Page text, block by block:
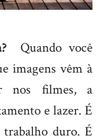
Quando você
imagens vêm à
nos filmes, a
e lazer. É
trabalho duro. É